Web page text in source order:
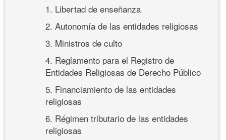
1. Libertad de enseñanza
2. Autonomía de las entidades religiosas
3. Ministros de culto
4. Reglamento para el Registro de
Entidades Religiosas de Derecho Público
5. Financiamiento de las entidades
religiosas
6. Régimen tributario de las entidades
religiosas